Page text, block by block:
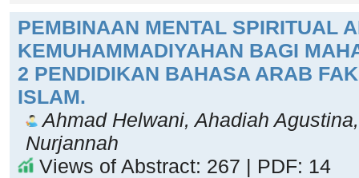
PEMBINAAN MENTAL SPIRITUAL
KEMUHAMMADIYAHAN BAGI
2 PENDIDIKAN BAHASA ARAB
ISLAM.
Ahmad Helwani, Ahadiah
Nurjannah
Views of Abstract: 267 | PDF: 14